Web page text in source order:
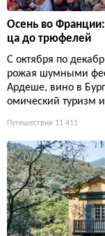
Осень во
ца до трюфелей
С октября по
рожая шумными
Ардеше, вино в
омический туризм
Путешествия 11 411